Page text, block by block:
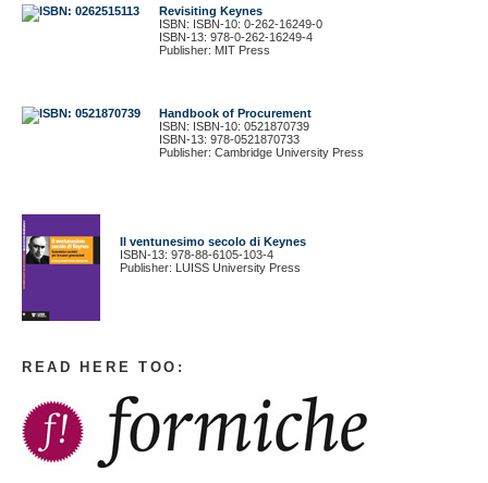
Revisiting Keynes
ISBN: ISBN-10: 0-262-16249-0
ISBN-13: 978-0-262-16249-4
Publisher: MIT Press
Handbook of Procurement
ISBN: ISBN-10: 0521870739
ISBN-13: 978-0521870733
Publisher: Cambridge University Press
Il ventunesimo secolo di Keynes
ISBN-13: 978-88-6105-103-4
Publisher: LUISS University Press
READ HERE TOO: